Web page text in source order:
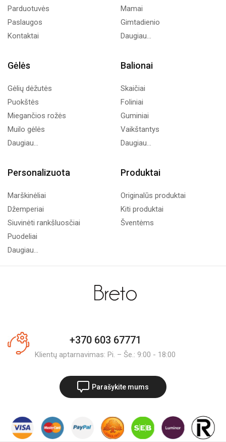
Parduotuvės
Paslaugos
Kontaktai
Mamai
Gimtadienio
Daugiau...
Gėlės
Gėlių dėžutės
Puokštės
Miegančios rožės
Muilo gėlės
Daugiau...
Balionai
Skaičiai
Foliniai
Guminiai
Vaikštantys
Daugiau...
Personalizuota
Marškinėliai
Džemperiai
Siuvinėti rankšluosčiai
Puodeliai
Daugiau...
Produktai
Originalūs produktai
Kiti produktai
Šventėms
+370 603 67771
Klientų aptarnavimas: Pi. – Še.: 9:00 - 18:00
Parašykite mums